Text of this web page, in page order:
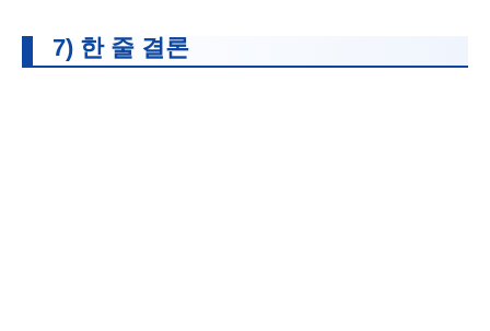
7) 한 줄 결론